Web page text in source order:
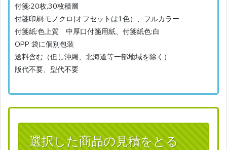
付箋:20枚,30枚積層
付箋印刷:モノクロ(オフセットは1色）、フルカラー
付箋紙:色上質 中厚口付箋用紙、付箋紙色:白
OPP 袋に個別包装
送料含む（但し沖縄、北海道等一部地域を除く）
版代不要、型代不要
選択した商品の見積をとる